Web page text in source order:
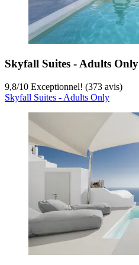
Skyfall Suites - Adults Only
9,8/10 Exceptionnel! (373 avis)
Skyfall Suites - Adults Only